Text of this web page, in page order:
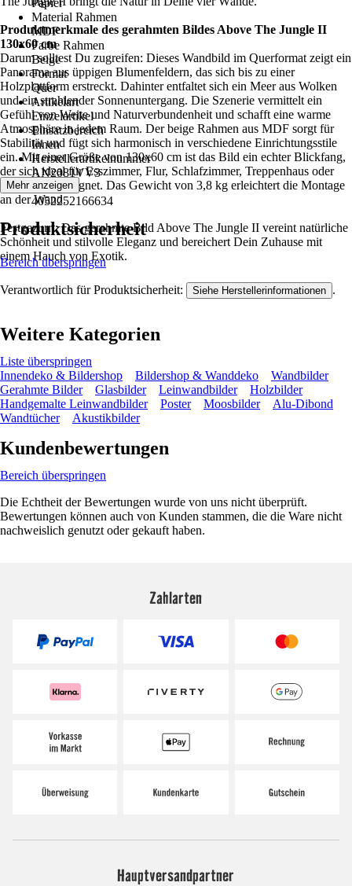
Papier
Material Rahmen
MDF
Farbe Rahmen
Beige
Format
Quer
Artikelart
Einzelartikel
Einsatzbereich
Innen
Herstellerartikelnummer
AN2081VV3
EAN
4052252166634
Produktmerkmale des gerahmten Bildes Above The Jungle II
130x60 cm
Darum solltest Du zugreifen: Dieses Wandbild im Querformat zeigt ein
Panorama aus üppigen Blumenfeldern, das sich bis zu einer
Holzplattform erstreckt. Dahinter entfaltet sich ein Meer aus Wolken
und ein strahlender Sonnenuntergang. Die Szenerie vermittelt ein
Gefühl von Weite und Naturverbundenheit und schafft eine warme
Atmosphäre in jedem Raum. Der beige Rahmen aus MDF sorgt für
Stabilität und fügt sich harmonisch in verschiedene Einrichtungsstile
ein. Mit einer Größe von 130x60 cm ist das Bild ein echter Blickfang,
der sich ideal für Esszimmer, Flur, Schlafzimmer, Treppenhaus oder
Wohnzimmer eignet. Das Gewicht von 3,8 kg erleichtert die Montage
an der Wand.
Festgezurrt: Das gerahmte Bild Above The Jungle II vereint natürliche
Schönheit und stilvolle Eleganz und bereichert Dein Zuhause mit
einem Hauch von Exotik.
Mehr anzeigen
Produktsicherheit
Bereich überspringen
Verantwortlich für Produktsicherheit: Siehe Herstellerinformationen .
Weitere Kategorien
Liste überspringen
Innendeko & Bildershop
Bildershop & Wanddeko
Wandbilder
Gerahmte Bilder
Glasbilder Leinwandbilder
Holzbilder
Handgemalte Leinwandbilder
Poster Moosbilder
Alu-Dibond
Wandtücher
Akustikbilder
Kundenbewertungen
Bereich überspringen
Die Echtheit der Bewertungen wurde von uns nicht überprüft.
Bewertungen können auch von Kunden stammen, die die Ware nicht
nachweislich genutzt oder gekauft haben.
Zahlarten
Hauptversandpartner